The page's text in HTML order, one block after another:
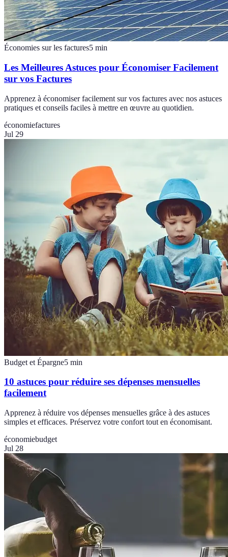
Économies sur les factures5 min
Les Meilleures Astuces pour Économiser Facilement
sur vos Factures
Apprenez à économiser facilement sur vos factures avec nos astuces
pratiques et conseils faciles à mettre en œuvre au quotidien.
économiefactures
Jul 29
Budget et Épargne5 min
10 astuces pour réduire ses dépenses mensuelles
facilement
Apprenez à réduire vos dépenses mensuelles grâce à des astuces
simples et efficaces. Préservez votre confort tout en économisant.
économiebudget
Jul 28